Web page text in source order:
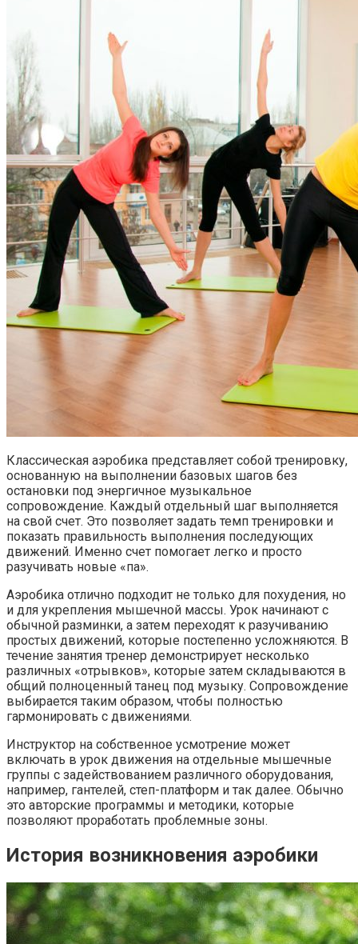
Классическая аэробика представляет собой тренировку,
основанную на выполнении базовых шагов без
остановки под энергичное музыкальное
сопровождение. Каждый отдельный шаг выполняется
на свой счет. Это позволяет задать темп тренировки и
показать правильность выполнения последующих
движений. Именно счет помогает легко и просто
разучивать новые «па».
Аэробика отлично подходит не только для похудения, но
и для укрепления мышечной массы. Урок начинают с
обычной разминки, а затем переходят к разучиванию
простых движений, которые постепенно усложняются. В
течение занятия тренер демонстрирует несколько
различных «отрывков», которые затем складываются в
общий полноценный танец под музыку. Сопровождение
выбирается таким образом, чтобы полностью
гармонировать с движениями.
Инструктор на собственное усмотрение может
включать в урок движения на отдельные мышечные
группы с задействованием различного оборудования,
например, гантелей, степ-платформ и так далее. Обычно
это авторские программы и методики, которые
позволяют проработать проблемные зоны.
История возникновения аэробики